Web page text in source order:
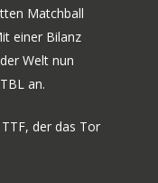
Matchball
einer Bilanz
Welt nun
an.
der das Tor